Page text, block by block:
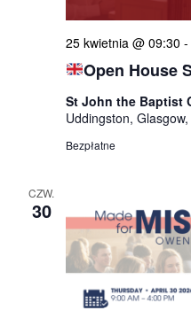
Open House
25 kwietnia @ 09:30 -
St John the Baptist
Uddingston,
Bezpłatne
CZW.
30